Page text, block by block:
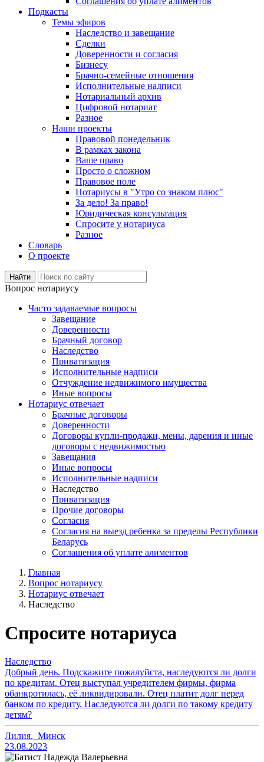
Подкасты
Темы эфиров
Наследство и завещание
Сделки
Доверенности и согласия
Бизнесу
Брачно-семейные отношения
Исполнительные надписи
Нотариальный архив
Цифровой нотариат
Разное
Наши проекты
Правовой понедельник
В рамках закона
Ваше право
Просто о сложном
Правовое поле
Нотариусы в "Утро со знаком плюс"
За дело! За право!
Юридическая консультация
Спросите у нотариуса
Разное
Словарь
О проекте
Вопрос нотариусу
Часто задаваемые вопросы
Завещание
Доверенности
Брачный договор
Наследство
Приватизация
Исполнительные надписи
Отчуждение недвижимого имущества
Иные вопросы
Нотариус отвечает
Брачные договоры
Доверенности
Договоры купли-продажи, мены, дарения и иные
договоры с недвижимостью
Завещания
Иные вопросы
Исполнительные надписи
Наследство
Приватизация
Прочие договоры
Согласия
Согласия на выезд ребенка за пределы Республики
Беларусь
Соглашения об уплате алиментов
Главная
Вопрос нотариусу
Нотариус отвечает
Наследство
Спросите нотариуса
Наследство
Добрый день. Подскажите пожалуйста, наследуются ли долги
по кредитам. Отец выступал учредителем фирмы, фирма
обанкротилась, её ликвидировали. Отец платит долг перед
банком по кредиту. Наследуются ли долги по такому кредиту
детям?
Лилия, Минск
23.08.2023